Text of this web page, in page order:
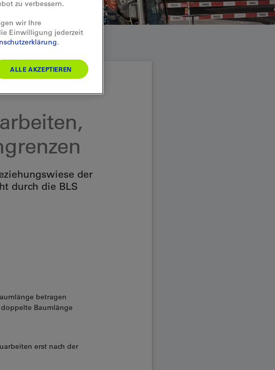
der
durch die BLS
betragen
Baumlänge
erst nach der
zu verbessern.
wir Ihre
Einwilligung jederzeit
.
ALLE AKZEPTIEREN